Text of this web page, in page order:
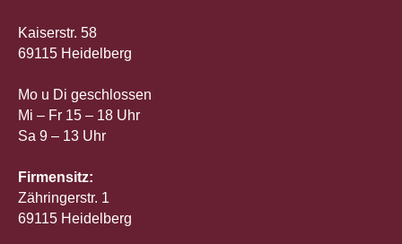
Kaiserstr. 58
69115 Heidelberg
Mo u Di geschlossen
Mi – Fr 15 – 18 Uhr
Sa 9 – 13 Uhr
Firmensitz:
Zähringerstr. 1
69115 Heidelberg